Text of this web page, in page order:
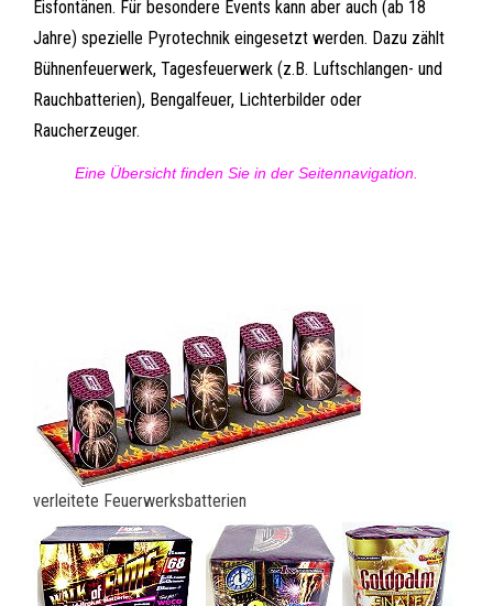
Eisfontänen. Für besondere Events kann aber auch (ab 18
Jahre) spezielle Pyrotechnik eingesetzt werden. Dazu zählt
Bühnenfeuerwerk, Tagesfeuerwerk (z.B. Luftschlangen- und
Rauchbatterien), Bengalfeuer, Lichterbilder oder
Raucherzeuger.
Eine Übersicht finden Sie in der Seitennavigation.
verleitete Feuerwerksbatterien